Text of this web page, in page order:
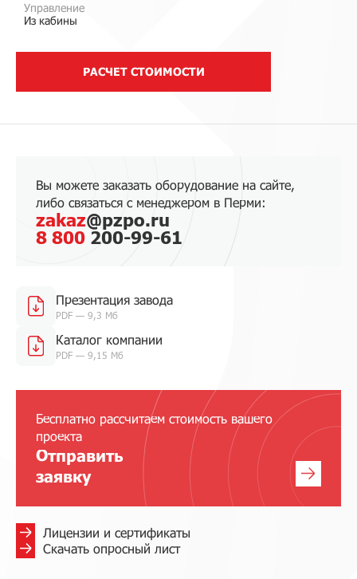
Управление
Из кабины
РАСЧЕТ СТОИМОСТИ
Вы можете заказать оборудование на сайте,
либо связаться с менеджером в Перми:
zakaz@pzpo.ru
8 800 200-99-61
Презентация завода
PDF — 9,3 Мб
Каталог компании
PDF — 9,15 Мб
Бесплатно рассчитаем стоимость вашего
проекта
Отправить
заявку
Лицензии и сертификаты
Скачать опросный лист